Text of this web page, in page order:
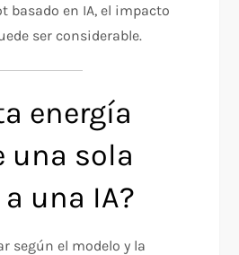
basado en IA, el impacto
ser considerable.
energía
una sola
una IA?
según el modelo y la